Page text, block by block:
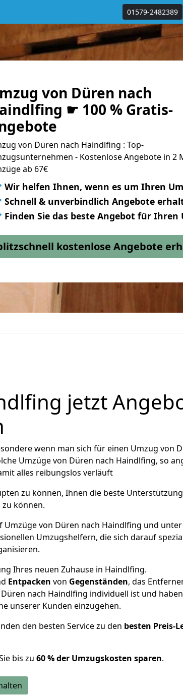
01579-2482389
von Düren nach
☛ 100 % Gratis-
von Düren nach Haindlfing : Top-
- Kostenlose Angebote in 2
ab 67€
Wir helfen Ihnen, wenn es um Ihren
Schnell & unverbindlich Angebote
Finden Sie das beste Angebot für Ihren
kostenlose Angebote
jetzt
wenn man sich für einen Umzug von
Umzüge von Düren nach Haindlfing, so
alles reibungslos verläuft
zu können, Ihnen die beste
können.
Umzüge von Düren nach Haindlfing und
Umzugshelfern, die sich darauf
Ihres neuen Zuhause in Haindlfing.
Entpacken von Gegenständen, das
nach Haindlfing individuell ist und
unserer Kunden einzugehen.
den besten Service zu den besten Preis-
bis zu 60 % der Umzugskosten sparen.